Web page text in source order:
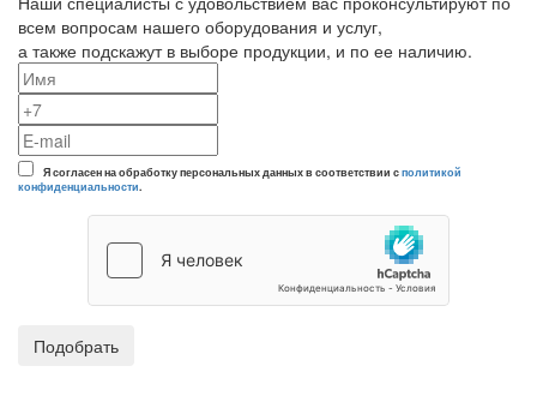
всем вопросам нашего оборудования и услуг,
а также подскажут в выборе продукции, и по ее наличию.
Я согласен на обработку персональных данных в соответствии сполитикой
конфиденциальности.